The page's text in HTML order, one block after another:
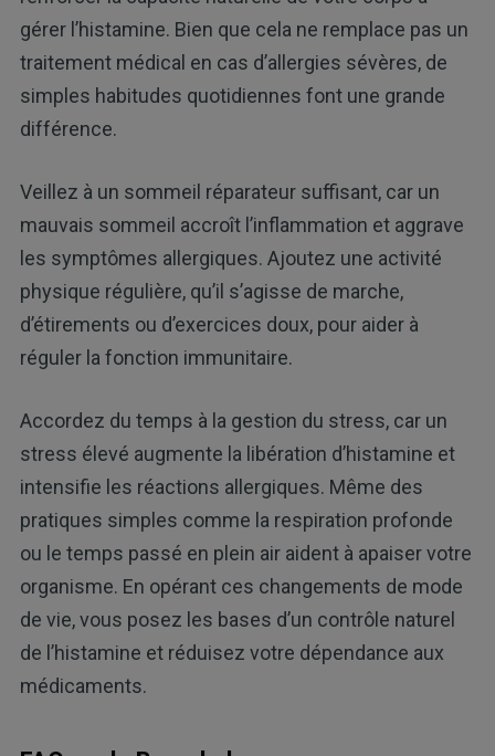
gérer l’histamine. Bien que cela ne remplace pas un
traitement médical en cas d’allergies sévères, de
simples habitudes quotidiennes font une grande
différence.
Veillez à un sommeil réparateur suffisant, car un
mauvais sommeil accroît l’inflammation et aggrave
les symptômes allergiques. Ajoutez une activité
physique régulière, qu’il s’agisse de marche,
d’étirements ou d’exercices doux, pour aider à
réguler la fonction immunitaire.
Accordez du temps à la gestion du stress, car un
stress élevé augmente la libération d’histamine et
intensifie les réactions allergiques. Même des
pratiques simples comme la respiration profonde
ou le temps passé en plein air aident à apaiser votre
organisme. En opérant ces changements de mode
de vie, vous posez les bases d’un contrôle naturel
de l’histamine et réduisez votre dépendance aux
médicaments.